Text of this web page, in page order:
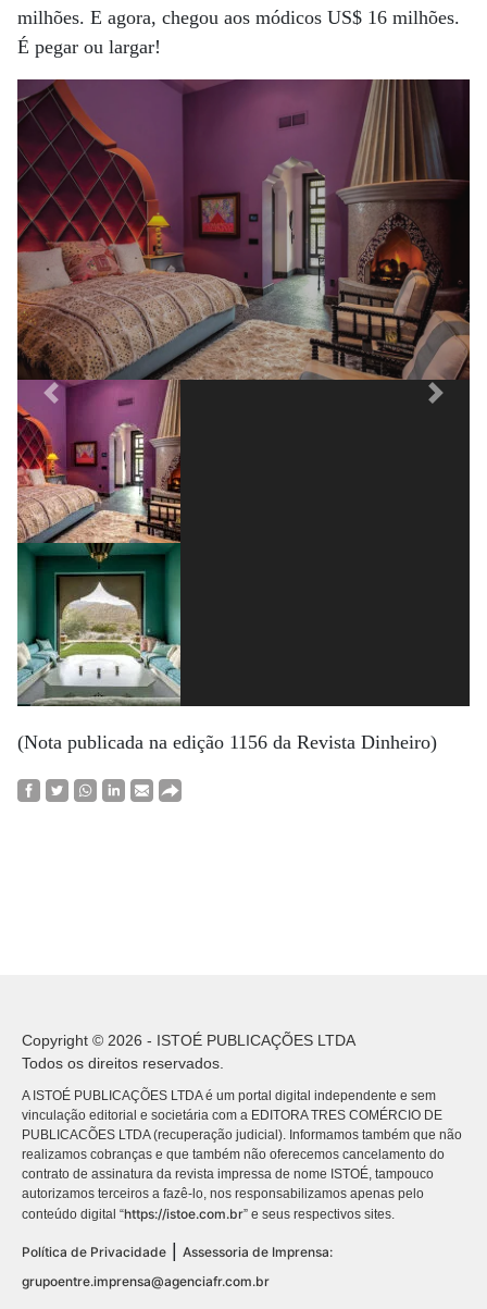
milhões. E agora, chegou aos módicos US$ 16 milhões.
É pegar ou largar!
Previous Next
(Nota publicada na edição 1156 da Revista Dinheiro)
Copyright © 2026 - ISTOÉ PUBLICAÇÕES LTDA
Todos os direitos reservados.
A ISTOÉ PUBLICAÇÕES LTDA é um portal digital independente e sem
vinculação editorial e societária com a EDITORA TRES COMÉRCIO DE
PUBLICACÕES LTDA (recuperação judicial). Informamos também que não
realizamos cobranças e que também não oferecemos cancelamento do
contrato de assinatura da revista impressa de nome ISTOÉ, tampouco
autorizamos terceiros a fazê-lo, nos responsabilizamos apenas pelo
conteúdo digital “https://istoe.com.br” e seus respectivos sites.
Política de Privacidade
Assessoria de Imprensa:
grupoentre.imprensa@agenciafr.com.br